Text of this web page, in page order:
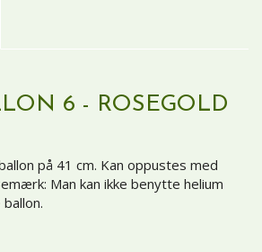
6 - ROSEGOLD
på 41 cm. Kan oppustes med
Man kan ikke benytte helium